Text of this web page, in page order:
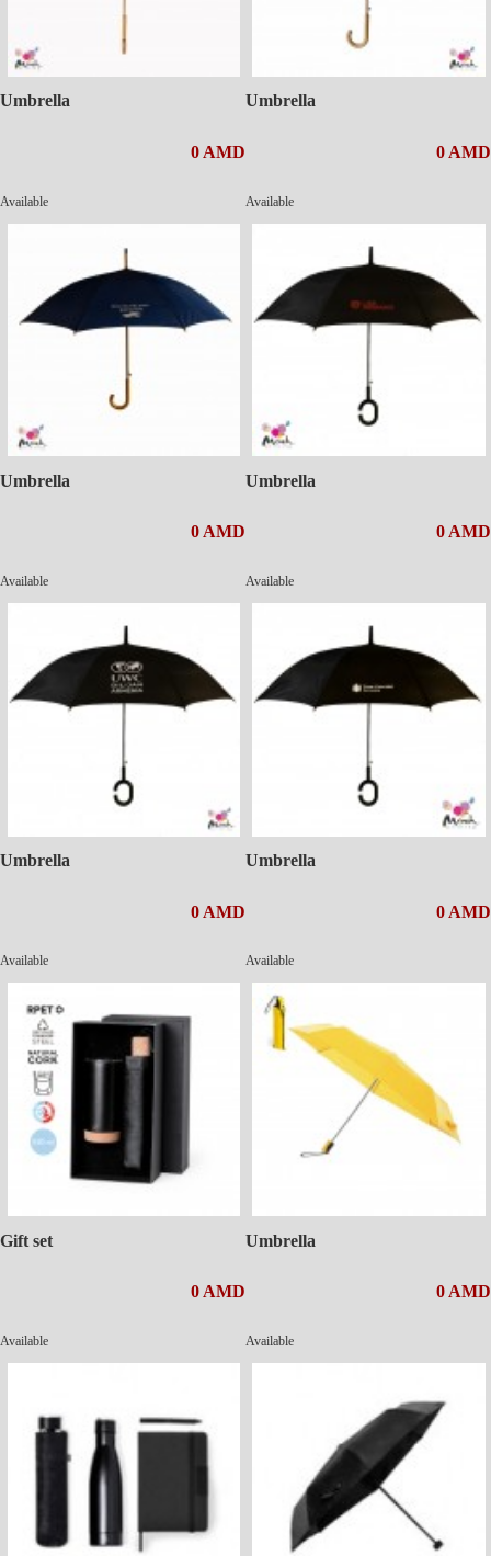
Umbrella
0 AMD
Available
Umbrella
0 AMD
Available
Umbrella
0 AMD
Available
Umbrella
0 AMD
Available
Umbrella
0 AMD
Available
Umbrella
0 AMD
Available
Gift set
0 AMD
Available
Umbrella
0 AMD
Available